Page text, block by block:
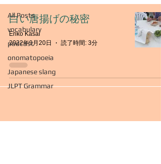
All Posts
vocabulary
podcast
onomatopoeia
Japanese slang
JLPT Grammar
白い唐揚げの秘密
Eriko Kasai
2022年9月20日
読了時間: 3分